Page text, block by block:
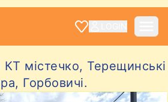
містечко, Терещинські
Горбовичі.